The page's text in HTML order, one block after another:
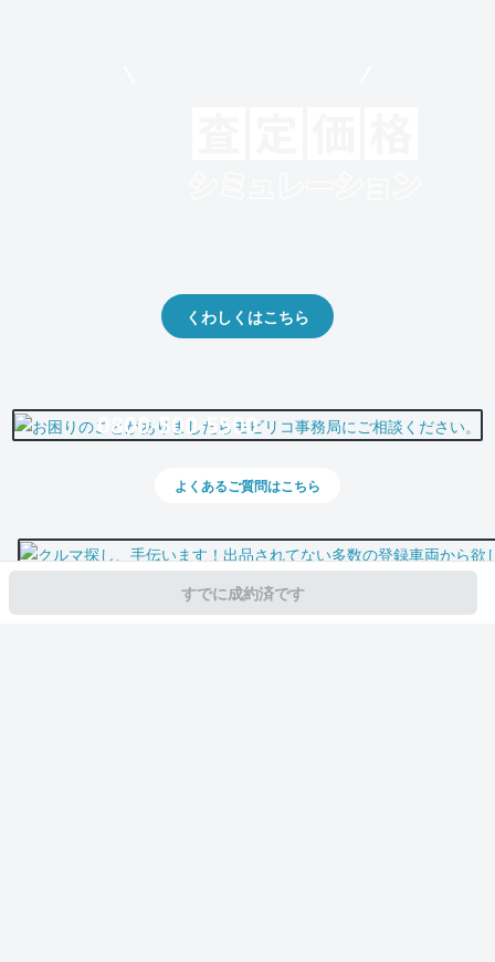
すでに成約済です
くわしくはこちら
0800-500-5500
よくあるご質問はこちら